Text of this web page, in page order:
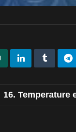
16. Temperature